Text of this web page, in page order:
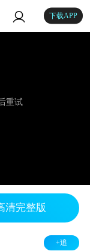
下载APP
重试
清完整版
+追